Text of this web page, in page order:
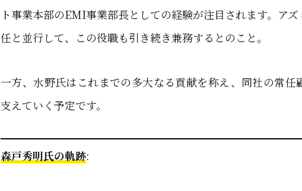
ト事業本部のEMI事業部長としての経験が注目されます。ア
任と並行して、この役職も引き続き兼務するとのこと。
一方、水野氏はこれまでの多大なる貢献を称え、同社の常任
支えていく予定です。
森戸秀明氏の軌跡: